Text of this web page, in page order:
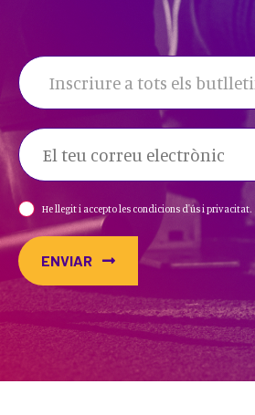
Inscriure a tots els
He llegit i accepto les condicions d'ús i privacitat.
ENVIAR